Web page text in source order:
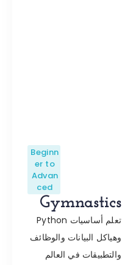
Beginn
er to
Advan
ced
Gymnastics
تعلم أساسيات Python
وهياكل البيانات والوظائف
والتطبيقات في العالم